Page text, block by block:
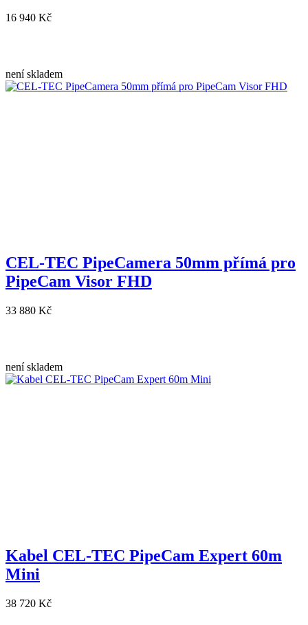
16 940 Kč
není skladem
CEL-TEC PipeCamera 50mm přímá pro
PipeCam Visor FHD
33 880 Kč
není skladem
Kabel CEL-TEC PipeCam Expert 60m
Mini
38 720 Kč